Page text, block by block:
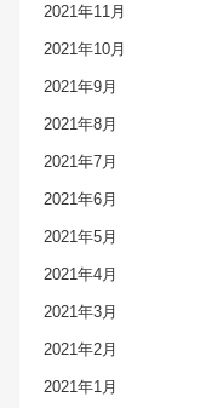
2021年11月
2021年10月
2021年9月
2021年8月
2021年7月
2021年6月
2021年5月
2021年4月
2021年3月
2021年2月
2021年1月